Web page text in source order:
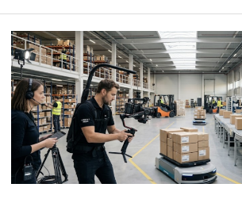
Vídeo
marketing
para
el
sector
logístico:
cómo
visualizar